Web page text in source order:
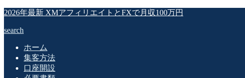
2026年最新 XMアフィリエイトとFXで月収100万円
search
ホーム
集客方法
口座開設